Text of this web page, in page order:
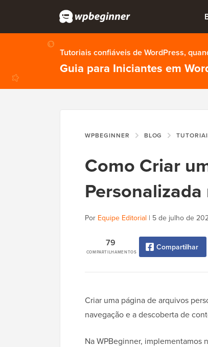
Tutoriais confiáveis de WordPress,
Guia para Iniciantes em
WPBEGINNER BLOG
Como Criar
Por Equipe Editorial | 5 de julho de
COMPARTILHAMENTOS
79 Compartilhar
Criar uma página de arquivos
navegação e a descoberta de
Na WPBeginner, implementamos